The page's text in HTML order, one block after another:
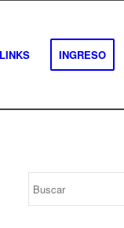
LINKS INGRESO